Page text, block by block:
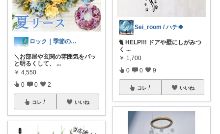
ロック｜季節のおすすめグッズを届けたい~
＼お部屋や玄関の雰囲気をパッ
と明るくして、
...
￥ 4,550
0 0 2
コレ いいね
Sei_room / ハチ🍀
🐈 HELP!!! ドアや壁にしがみつ
く ...
￥ 1,700
0 0 9
コレ いいね